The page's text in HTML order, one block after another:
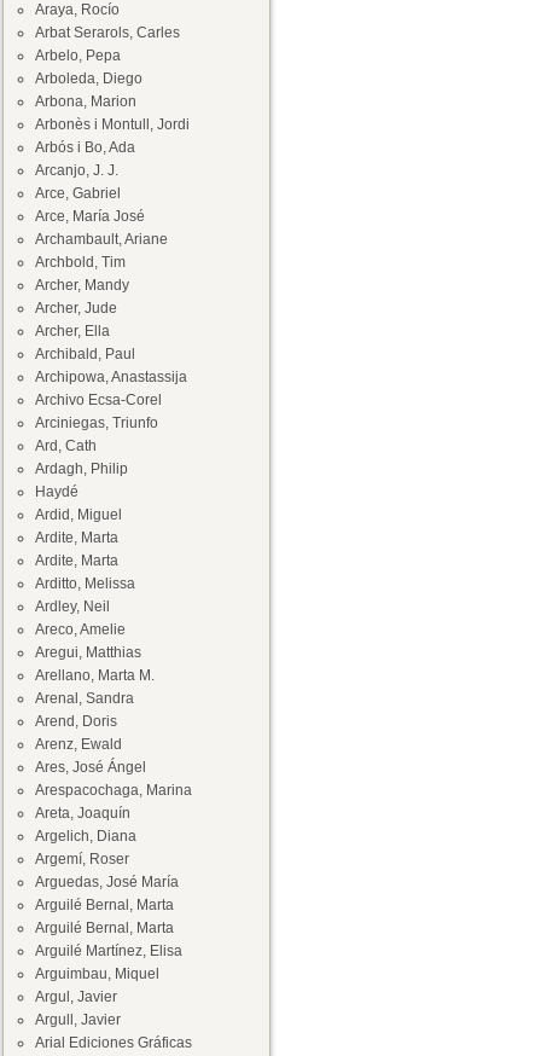
Araya, Rocío
Arbat Serarols, Carles
Arbelo, Pepa
Arboleda, Diego
Arbona, Marion
Arbonès i Montull, Jordi
Arbós i Bo, Ada
Arcanjo, J. J.
Arce, Gabriel
Arce, María José
Archambault, Ariane
Archbold, Tim
Archer, Mandy
Archer, Jude
Archer, Ella
Archibald, Paul
Archipowa, Anastassija
Archivo Ecsa-Corel
Arciniegas, Triunfo
Ard, Cath
Ardagh, Philip
Haydé
Ardid, Miguel
Ardite, Marta
Ardite, Marta
Arditto, Melissa
Ardley, Neil
Areco, Amelie
Aregui, Matthias
Arellano, Marta M.
Arenal, Sandra
Arend, Doris
Arenz, Ewald
Ares, José Ángel
Arespacochaga, Marina
Areta, Joaquín
Argelich, Diana
Argemí, Roser
Arguedas, José María
Arguilé Bernal, Marta
Arguilé Bernal, Marta
Arguilé Martínez, Elisa
Arguimbau, Miquel
Argul, Javier
Argull, Javier
Arial Ediciones Gráficas